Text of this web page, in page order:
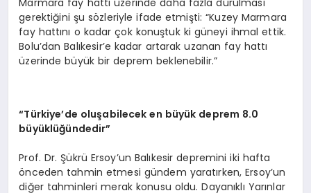
Marmara fay hattı üzerinde daha fazla durulması
gerektiğini şu sözleriyle ifade etmişti: “Kuzey Marmara
fay hattını o kadar çok konuştuk ki güneyi ihmal ettik.
Bolu’dan Balıkesir’e kadar artarak uzanan fay hattı
üzerinde büyük bir deprem beklenebilir.”
“Türkiye’de oluşabilecek en büyük deprem 8.0
büyüklüğündedir”
Prof. Dr. Şükrü Ersoy’un Balıkesir depremini iki hafta
önceden tahmin etmesi gündem yaratırken, Ersoy’un
diğer tahminleri merak konusu oldu. Dayanıklı Yarınlar